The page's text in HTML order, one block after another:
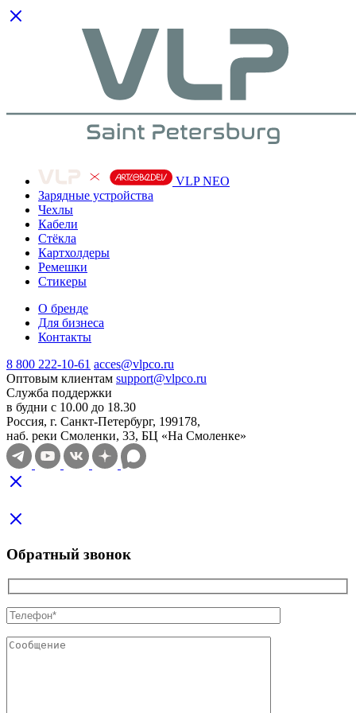
VLP NEO
Зарядные устройства
Чехлы
Кабели
Cтёкла
Картхолдеры
Ремешки
Стикеры
О бренде
Для бизнеса
Контакты
8 800 222-10-61 acces@vlpco.ru
Оптовым клиентам support@vlpco.ru
Служба поддержки
в будни с 10.00 до 18.30
Россия, г. Санкт-Петербург, 199178,
наб. реки Смоленки, 33, БЦ «На Смоленке»
Обратный звонок